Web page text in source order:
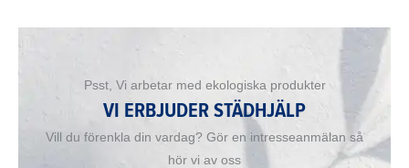
Psst, Vi arbetar med ekologiska produkter
VI ERBJUDER STÄDHJÄLP
Vill du förenkla din vardag? Gör en intresseanmälan så
hör vi av oss